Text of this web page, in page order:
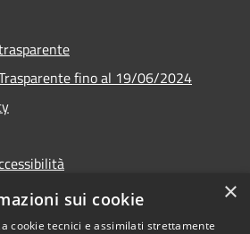
fino al 19/06/2024
×
sui cookie
cookie tecnici e assimilati strettamente